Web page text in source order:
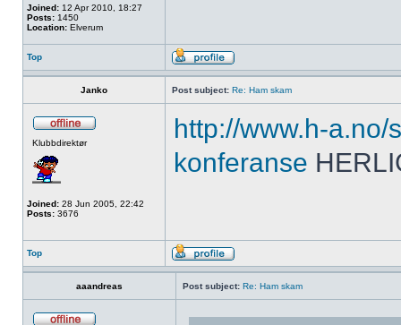
Joined: 12 Apr 2010, 18:27
Posts: 1450
Location: Elverum
Top
Janko Post subject: Re: Ham skam
Klubbdirektør
Joined: 28 Jun 2005, 22:42
Posts: 3676
http://www.h-a.no/
konferanse
Top
aaandreas Post subject: Re: Ham skam